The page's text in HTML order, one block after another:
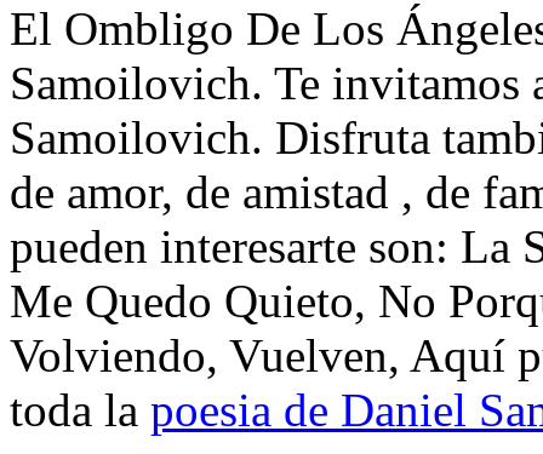
El Ombligo De Los
Samoilovich. Te invitamos
Samoilovich. Disfruta
de amor, de amistad , de
pueden interesarte son: La
Me Quedo Quieto, No
Volviendo, Vuelven, Aquí
toda la poesia de Daniel